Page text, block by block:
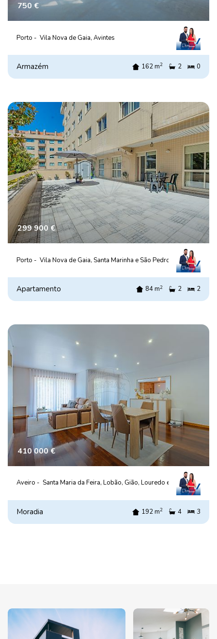
750 €
Porto - Vila Nova de Gaia, Avintes
Armazém 162 m2 2 0
299 900 €
Porto - Vila Nova de Gaia, Santa Marinha e São Pedro da Afurada
Apartamento 84 m2 2 2
410 000 €
Aveiro - Santa Maria da Feira, Lobão, Gião, Louredo e Guisande
Moradia 192 m2 4 3